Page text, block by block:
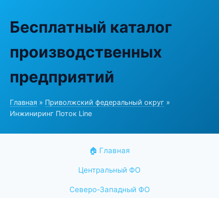
Бесплатный каталог
производственных
предприятий
Главная » Приволжский федеральный округ »
Инжиниринг Поток Line
🏠 Главная
Центральный ФО
Северо-Западный ФО